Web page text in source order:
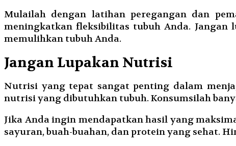
Mulailah dengan latihan peregangan dan
meningkatkan fleksibilitas tubuh Anda. Jangan
memulihkan tubuh Anda.
Jangan Lupakan Nutrisi
Nutrisi yang tepat sangat penting dalam
nutrisi yang dibutuhkan tubuh. Konsumsilah
Jika Anda ingin mendapatkan hasil yang
sayuran, buah-buahan, dan protein yang sehat.